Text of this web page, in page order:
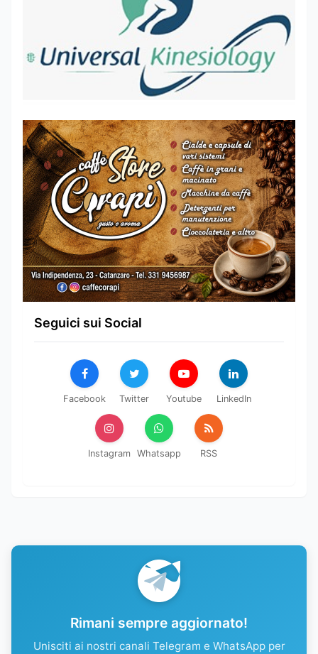
Seguici sui Social
Facebook Twitter Youtube LinkedIn
Instagram Whatsapp RSS
Rimani sempre aggiornato!
Unisciti ai nostri canali Telegram e WhatsApp per